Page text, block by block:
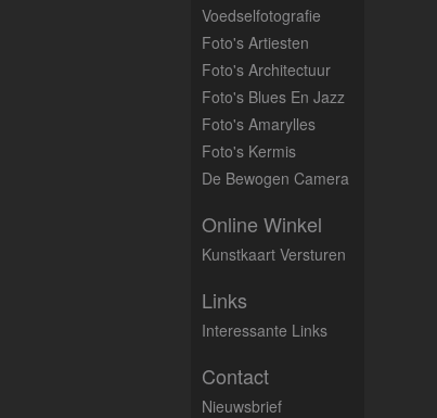
Voedselfotografie
Foto's Artiesten
Foto's Architectuur
Foto's Blues En Jazz
Foto's Amarylles
Foto's Kermis
De Bewogen Camera
Online Winkel
Kunstkaart Versturen
Links
Interessante Links
Contact
Nieuwsbrief